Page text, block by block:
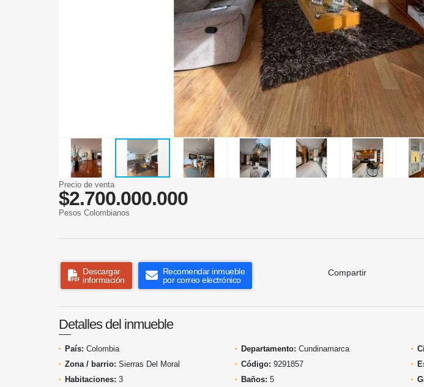
Precio de venta
$2.700.000.000
Pesos Colombianos
Descargar
información
Recomendar inmueble
por correo electrónico
Compartir
Detalles del inmueble
País: Colombia Departamento: Cundinamarca
Zona / barrio: Sierras Del Moral Código: 9291857
Habitaciones: 3 Baños: 5